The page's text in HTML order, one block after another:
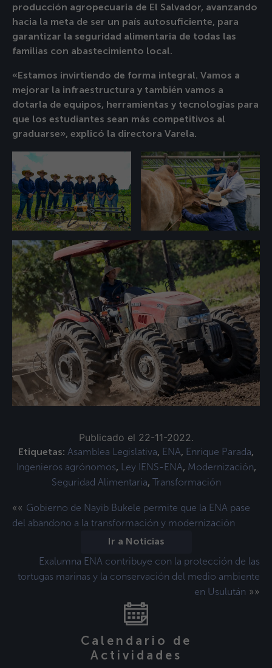
producción agropecuaria de El Salvador, avanzando
hacia la meta de ser un país autosuficiente, para
garantizar la seguridad alimentaria de todas las
familias con abastecimiento local.
«Estamos invirtiendo de forma integral. Vamos a
mejorar la infraestructura y también vamos a
dotarla de equipos, herramientas y tecnologías para
que los estudiantes sean más competitivos al
graduarse», explicó la directora Varela.
Publicado el 22-11-2022.
Etiquetas: Asamblea Legislativa, ENA, Enrique Parada,
Ingenieros agrónomos, Ley IENS-ENA, Modernización,
Seguridad Alimentaria, Transformación
«« Gobierno de Nayib Bukele permite que la ENA pase
del abandono a la transformación y modernización
Ir a Noticias
Exalumna ENA contribuye con la protección de las
tortugas marinas y la conservación del medio ambiente
en Usulután »»
Calendario de
Actividades